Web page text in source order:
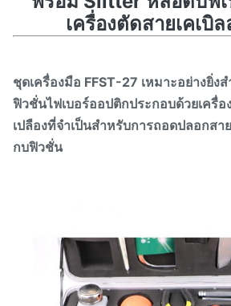
เครื่องตัดสายเคเบิ
ชุดเครื่องมือ FFST-27 เหมาะอย่างยิ่ง
ฟิวชั่นไฟเบอร์ออปติกประกอบด้วยเครื่
เปลืองที่จำเป็นสำหรับการถอดปลอกสา
กบฟิวชั่น